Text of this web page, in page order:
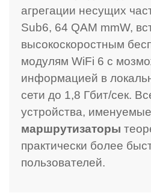
агрегации несущих
Sub6, 64 QAM mmW,
высокоскоростным
модулям WiFi 6 с
информацией в
сети до 1,8 Гбит/сек.
устройства, именуемые
маршрутизаторы
практически более
пользователей.